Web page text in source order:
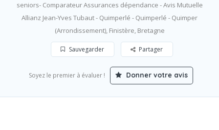
seniors- Comparateur Assurances dépendance - Avis Mutuelle
Allianz Jean-Yves Tubaut - Quimperlé - Quimperlé - Quimper
(Arrondissement), Finistère, Bretagne
Sauvegarder Partager
Soyez le premier à évaluer ! Donner votre avis